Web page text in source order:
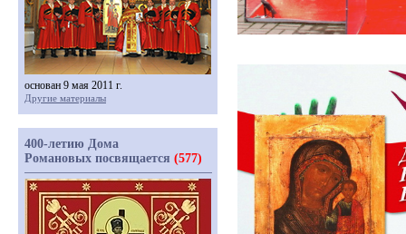
основан 9 мая 2011 г.
Другие материалы
400-летию Дома
Романовых посвящается (577)